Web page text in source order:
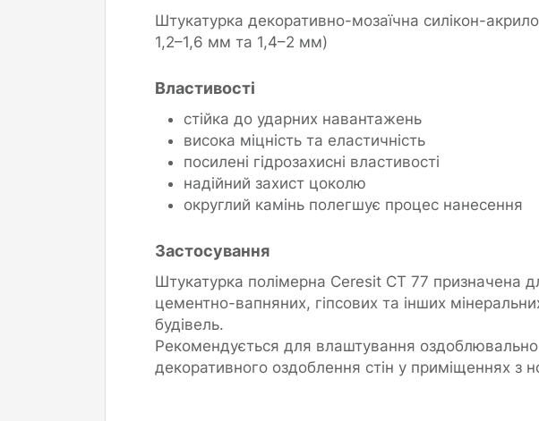
Штукатурка декоративно-мозаїчна силікон-
1,2–1,6 мм та 1,4–2 мм)
Властивості
стійка до ударних навантажень
висока міцність та еластичність
посилені гідрозахисні властивості
надійний захист цоколю
округлий камінь полегшує процес нанесення
Застосування
Штукатурка полімерна Ceresit СТ 77 призначена
цементно-вапняних, гіпсових та інших
будівель.
Рекомендується для влаштування
декоративного оздоблення стін у приміщеннях з